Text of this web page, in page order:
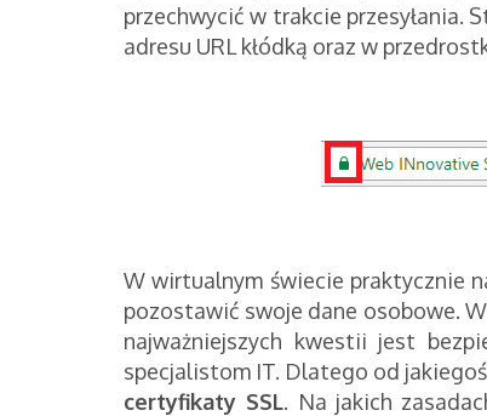
przechwycić w trakcie przesyłania.
adresu URL kłódką oraz w
W wirtualnym świecie praktycznie
pozostawić swoje dane osobowe.
najważniejszych kwestii jest
specjalistom IT. Dlatego od
certyfikaty SSL. Na jakich